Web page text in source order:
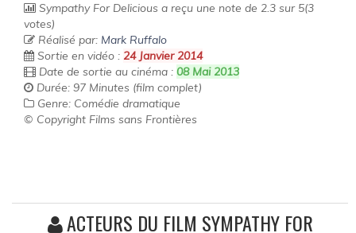
Sympathy For Delicious a reçu une note de 2.3 sur 5(3
votes)
Réalisé par: Mark Ruffalo
Sortie en vidéo : 24 Janvier 2014
Date de sortie au cinéma : 08 Mai 2013
Durée: 97 Minutes (film complet)
Genre: Comédie dramatique
© Copyright Films sans Frontières
ACTEURS DU FILM SYMPATHY FOR